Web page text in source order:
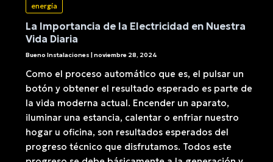
energía
La Importancia de la Electricidad en Nuestra
Vida Diaria
Bueno Instalaciones noviembre 28, 2024
Como el proceso automático que es, el pulsar un
botón y obtener el resultado esperado es parte de
la vida moderna actual. Encender un aparato,
iluminar una estancia, calentar o enfriar nuestro
hogar u oficina, son resultados esperados del
progreso técnico que disfrutamos. Todos este